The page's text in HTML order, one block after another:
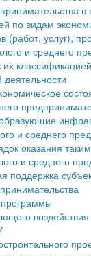
комплаенс
коррупции
программы
палата
и
в
по видам
(работ, услуг),
и среднего
их
деятельности
и среднего
оказания
и среднего
поддержка
воздействия